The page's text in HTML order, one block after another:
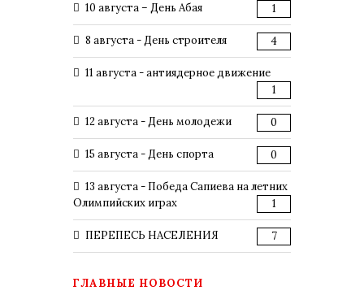
10 августа – День Абая 1
8 августа - День строителя 4
11 августа - антиядерное движение
1
12 августа - День молодежи 0
15 августа - День спорта 0
13 августа - Победа Сапиева на летних
Олимпийских играх
1
ПЕРЕПЕСЬ НАСЕЛЕНИЯ 7
ГЛАВНЫЕ НОВОСТИ